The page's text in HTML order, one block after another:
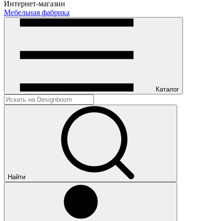
Интернет-магазин
Мебельная фабрика
Каталог
Найти